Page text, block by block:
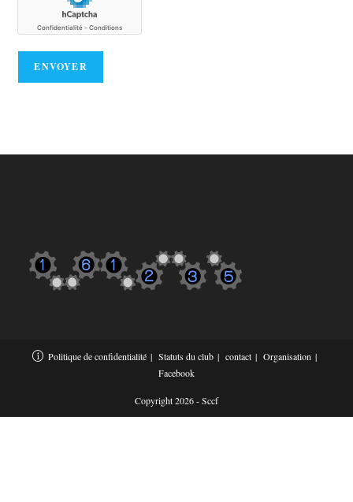
Politique de confidentialité Statuts du club contact
Organisation
Facebook
Copyright 2026 - Sccf